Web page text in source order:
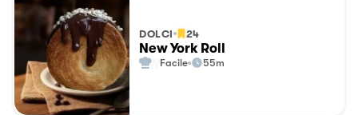
DOLCI 24
New York Roll
Facile 55m